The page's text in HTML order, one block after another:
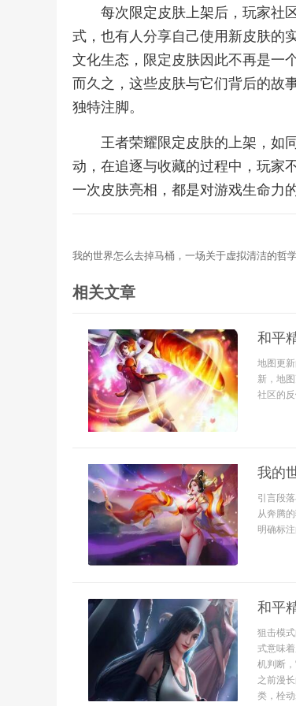
每次限定皮肤上架后，玩家社
式，也有人分享自己使用新皮肤的
文化生态，限定皮肤因此不再是一
而久之，这些皮肤与它们背后的故
独特注脚。
王者荣耀限定皮肤的上架，如
动，在追逐与收藏的过程中，玩家
一次皮肤亮相，都是对游戏生命力
我的世界怎么去掉马桶，一场关于虚拟清洁的哲
相关文章
和平
地图更
新，地
社区的
我的
引言段
从奔腾
明确标
和平
狙击模
式意味
机判断
之前漫
类，栓